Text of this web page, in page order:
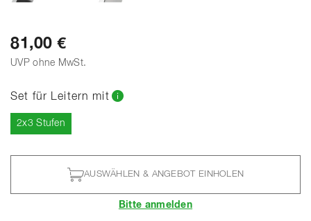
81,00 €
UVP ohne MwSt.
Set für Leitern mit
2x3 Stufen
AUSWÄHLEN & ANGEBOT EINHOLEN
Bitte anmelden